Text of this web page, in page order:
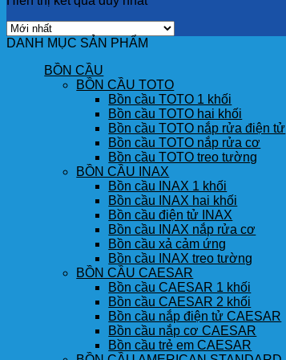
DANH MỤC SẢN PHẨM
BỒN CẦU
BỒN CẦU TOTO
Bồn cầu TOTO 1 khối
Bồn cầu TOTO hai khối
Bồn cầu TOTO nắp rửa điện tử
Bồn cầu TOTO nắp rửa cơ
Bồn cầu TOTO treo tường
BỒN CẦU INAX
Bồn cầu INAX 1 khối
Bồn cầu INAX hai khối
Bồn cầu điện tử INAX
Bồn cầu INAX nắp rửa cơ
Bồn cầu xả cảm ứng
Bồn cầu INAX treo tường
BỒN CẦU CAESAR
Bồn cầu CAESAR 1 khối
Bồn cầu CAESAR 2 khối
Bồn cầu nắp điện tử CAESAR
Bồn cầu nắp cơ CAESAR
Bồn cầu trẻ em CAESAR